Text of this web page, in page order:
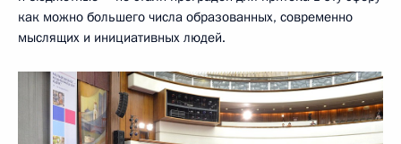
как можно большего числа образованных, современно
мыслящих и инициативных людей.